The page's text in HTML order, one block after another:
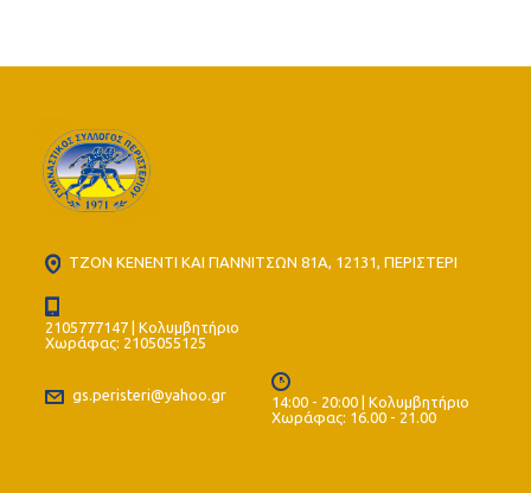
ΤΖΟΝ ΚΕΝΕΝΤΙ ΚΑΙ ΓΙΑΝΝΙΤΣΩΝ 81Α, 12131, ΠΕΡΙΣΤΕΡΙ
2105777147 | Κολυμβητήριο
Χωράφας: 2105055125
gs.peristeri@yahoo.gr
14:00 - 20:00 | Κολυμβητήριο
Χωράφας: 16.00 - 21.00